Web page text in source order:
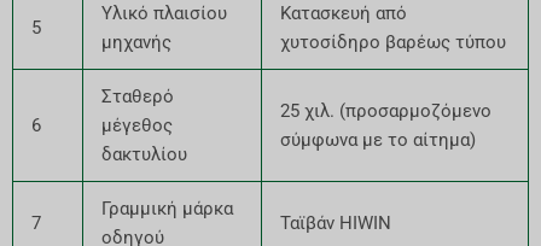
5
Υλικό πλαισίου
μηχανής
Κατασκευή από
χυτοσίδηρο βαρέως τύπου
6
Σταθερό
μέγεθος
δακτυλίου
25 χιλ. (προσαρμοζόμενο
σύμφωνα με το αίτημα)
7
Γραμμική μάρκα
οδηγού
Ταϊβάν HIWIN